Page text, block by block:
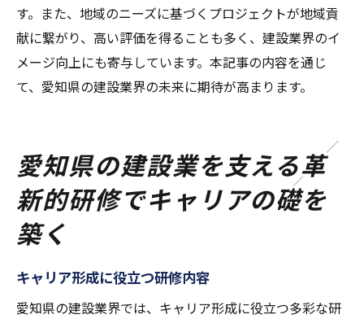
す。また、地域のニーズに基づくプロジェクトが地域貢
献に繋がり、高い評価を得ることも多く、建設業界のイ
メージ向上にも寄与しています。本記事の内容を通じ
て、愛知県の建設業界の未来に期待が高まります。
愛知県の建設業を支える革
新的研修でキャリアの礎を
築く
キャリア形成に役立つ研修内容
愛知県の建設業界では、キャリア形成に役立つ多彩な研